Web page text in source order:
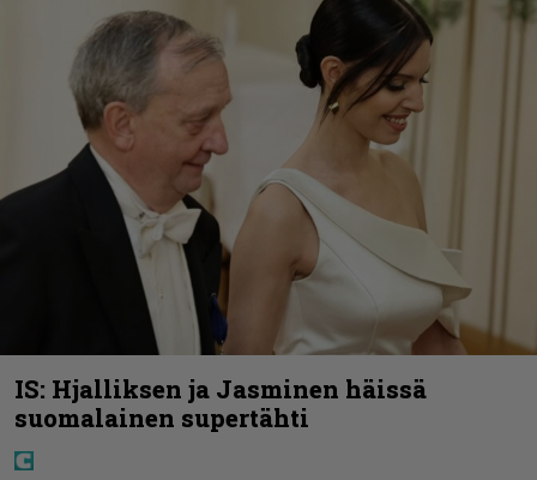
IS: Hjalliksen ja Jasminen häissä
suomalainen supertähti